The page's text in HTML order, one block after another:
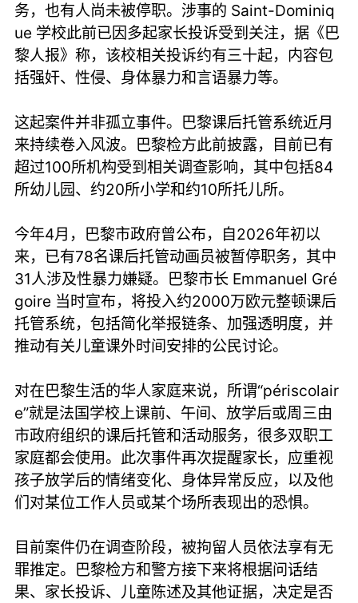
务，也有人尚未被停职。涉事的 Saint-Dominiq
ue 学校此前已因多起家长投诉受到关注，据《巴
黎人报》称，该校相关投诉约有三十起，内容包
括强奸、性侵、身体暴力和言语暴力等。
这起案件并非孤立事件。巴黎课后托管系统近月
来持续卷入风波。巴黎检方此前披露，目前已有
超过100所机构受到相关调查影响，其中包括84
所幼儿园、约20所小学和约10所托儿所。
今年4月，巴黎市政府曾公布，自2026年初以
来，已有78名课后托管动画员被暂停职务，其中
31人涉及性暴力嫌疑。巴黎市长 Emmanuel Gré
goire 当时宣布，将投入约2000万欧元整顿课后
托管系统，包括简化举报链条、加强透明度，并
推动有关儿童课外时间安排的公民讨论。
对在巴黎生活的华人家庭来说，所谓“périscolair
e”就是法国学校上课前、午间、放学后或周三由
市政府组织的课后托管和活动服务，很多双职工
家庭都会使用。此次事件再次提醒家长，应重视
孩子放学后的情绪变化、身体异常反应，以及他
们对某位工作人员或某个场所表现出的恐惧。
目前案件仍在调查阶段，被拘留人员依法享有无
罪推定。巴黎检方和警方接下来将根据问话结
果、家长投诉、儿童陈述及其他证据，决定是否